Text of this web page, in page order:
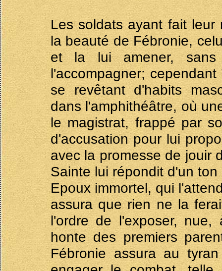
Les soldats ayant fait
la beauté de Fébronie,
et la lui amener, sans
l'accompagner;
se revêtant d'habits
dans l'amphithéâtre, où
le magistrat, frappé par
d'accusation pour lui
avec la promesse de jouir
Sainte lui répondit d'un
Epoux immortel, qui
assura que rien ne la
l'ordre de l'exposer,
honte des premiers
Fébronie assura au